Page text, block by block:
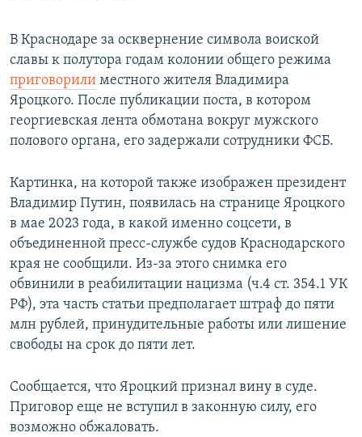
В Краснодаре за осквернение символа воиской
славы к полутора годам колонии общего режима
приговорили местного жителя Владимира
Яроцкого. После публикации поста, в котором
георгиевская лента обмотана вокруг мужского
полового органа, его задержали сотрудники ФСБ.
Картинка, на которой также изображен президент
Владимир Путин, появилась на странице Яроцкого
в мае 2023 года, в какой именно соцсети, в
объединенной пресс-службе судов Краснодарского
края не сообщили. Из-за этого снимка его
обвинили в реабилитации нацизма (ч.4 ст. 354.1 УК
РФ), эта часть статьи предполагает штраф до пяти
млн рублей, принудительные работы или лишение
свободы на срок до пяти лет.
Сообщается, что Яроцкий признал вину в суде.
Приговор еще не вступил в законную силу, его
возможно обжаловать.